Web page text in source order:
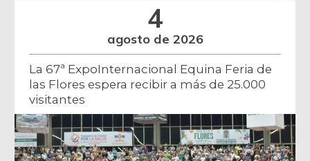
4
agosto de 2026
La 67ª ExpoInternacional Equina Feria de
las Flores espera recibir a más de 25.000
visitantes